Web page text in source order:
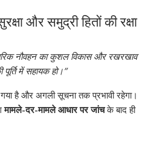
और समुद्री हितों की रक्षा
नौवहन का कुशल विकास और रखरखाव
पूर्ति में सहायक हो।”
है और अगली सूचना तक प्रभावी रहेगा।
मामले-दर-मामले आधार पर जांचके बाद ही